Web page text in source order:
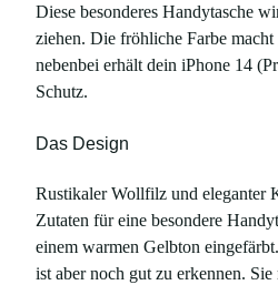
d
K
o
r
g
e
b
Diese besonderes Handytasche
ziehen. Die fröhliche Farbe
nebenbei erhält dein iPhone 14
Schutz.
Das Design
Rustikaler Wollfilz und eleganter
Zutaten für eine besondere
einem warmen Gelbton
ist aber noch gut zu erkennen.